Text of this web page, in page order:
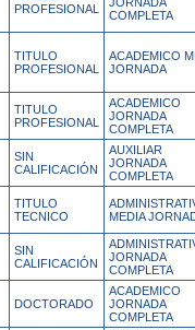
PROFESIONAL
COMPLETA
TITULO
PROFESIONAL
ACADEMICO
JORNADA
TITULO
PROFESIONAL
ACADEMICO
JORNADA
COMPLETA
SIN
CALIFICACIÓN
AUXILIAR
JORNADA
COMPLETA
TITULO
TECNICO
MEDIA
SIN
CALIFICACIÓN
JORNADA
COMPLETA
DOCTORADO
ACADEMICO
JORNADA
COMPLETA